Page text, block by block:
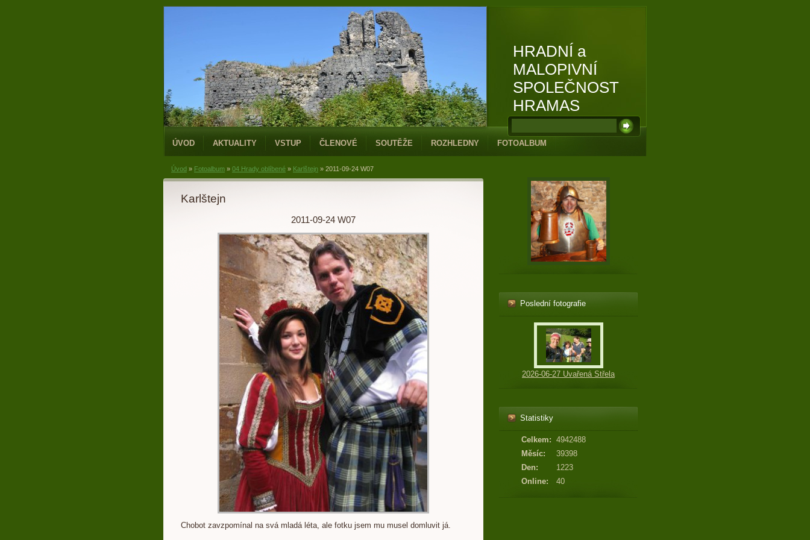
HRADNÍ a
MALOPIVNÍ
SPOLEČNOST
HRAMAS
ÚVOD AKTUALITY VSTUP ČLENOVÉ SOUTĚŽE ROZHLEDNY FOTOALBUM
Úvod » Fotoalbum » 04 Hrady oblíbené » Karlštejn » 2011-09-24 W07
Karlštejn
2011-09-24 W07
Chobot zavzpomínal na svá mladá léta, ale fotku jsem mu musel domluvit já.
Poslední fotografie
2026-06-27 Uvařená Střela
Statistiky
Online: 40
Celkem: 4942488
Měsíc:
39398
Den:
1223